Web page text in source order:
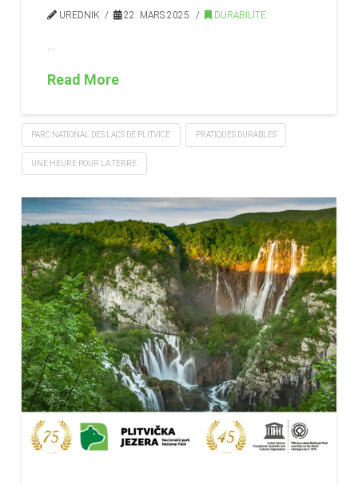
UREDNIK 22. MARS 2025. DURABILITE
Read More
PARC NATIONAL DES LACS DE PLITVICE PRATIQUES DURABLES
UNE HEURE POUR LA TERRE